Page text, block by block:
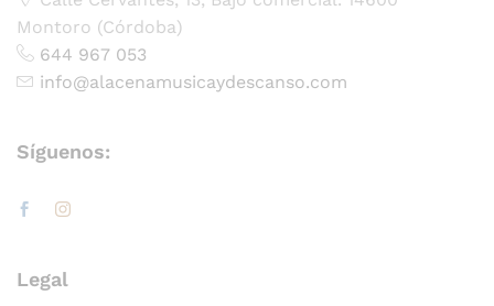
Montoro (Córdoba)
644 967 053
info@alacenamusicaydescanso.com
Síguenos:
Legal